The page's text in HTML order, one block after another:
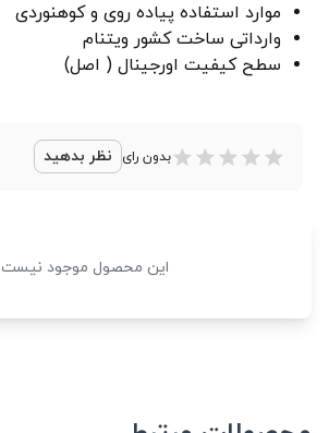
موارد استفاده پیاده روی و کوهنوردی
وارداتی ساخت کشور ویتنام
سطح کیفیت اورجینال ( اصل)
بدون رای نظر بدهید
این محصول موجود نیست